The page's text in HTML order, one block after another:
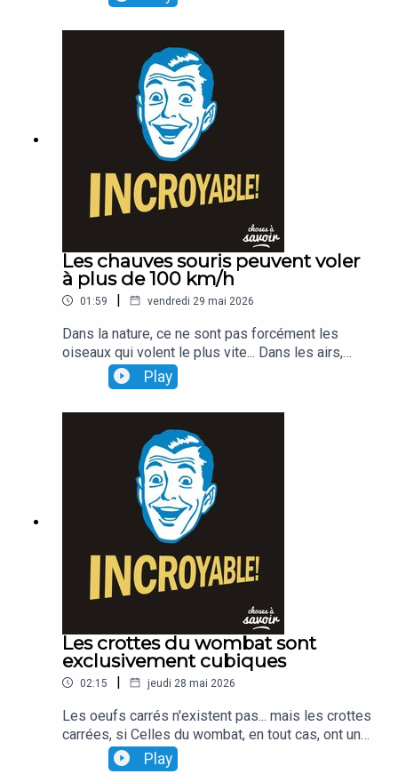
et de virus qui nous tomberaient sur la tête...
Les chauves souris peuvent voler
à plus de 100 km/h
01:59 | vendredi 29 mai 2026
Dans la nature, ce ne sont pas forcément les
oiseaux qui volent le plus vite... Dans les airs,
l'animal le plus rapide est même... une chauve
souris qui vole à plus de 100 km/h...
Play
Les crottes du wombat sont
exclusivement cubiques
02:15 | jeudi 28 mai 2026
Les oeufs carrés n'existent pas... mais les crottes
carrées, si Celles du wombat, en tout cas, ont une
forme cubique Une curiosité qui s'explique par le
fonctionnement du système digestif de l'animal.
Play